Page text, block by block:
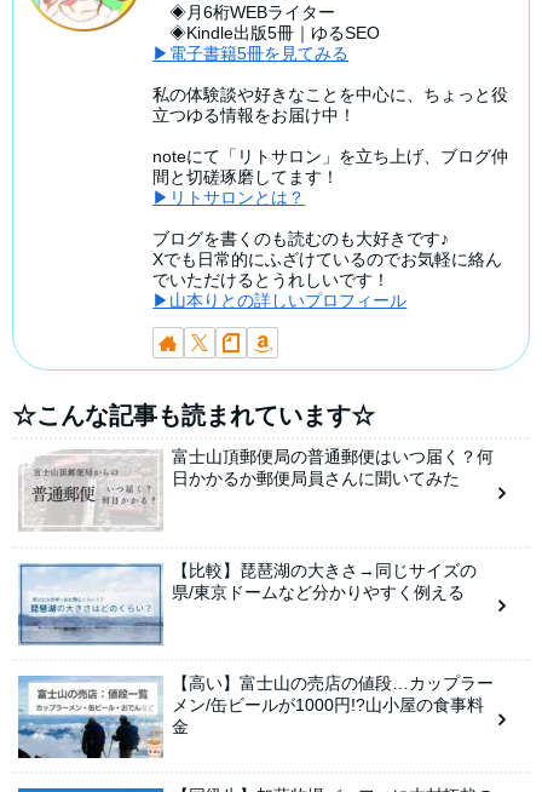
◈月6桁WEBライター
◈Kindle出版5冊｜ゆるSEO
▶電子書籍5冊を見てみる
私の体験談や好きなことを中心に、ちょっと役
立つゆる情報をお届け中！
noteにて「リトサロン」を立ち上げ、ブログ仲
間と切磋琢磨してます！
▶リトサロンとは？
ブログを書くのも読むのも大好きです♪
Xでも日常的にふざけているのでお気軽に絡ん
でいただけるとうれしいです！
▶山本りとの詳しいプロフィール
☆こんな記事も読まれています☆
富士山頂郵便局の普通郵便はいつ届く？何
日かかるか郵便局員さんに聞いてみた
【比較】琵琶湖の大きさ→同じサイズの
県/東京ドームなど分かりやすく例える
【高い】富士山の売店の値段…カップラー
メン/缶ビールが1000円!?山小屋の食事料
金